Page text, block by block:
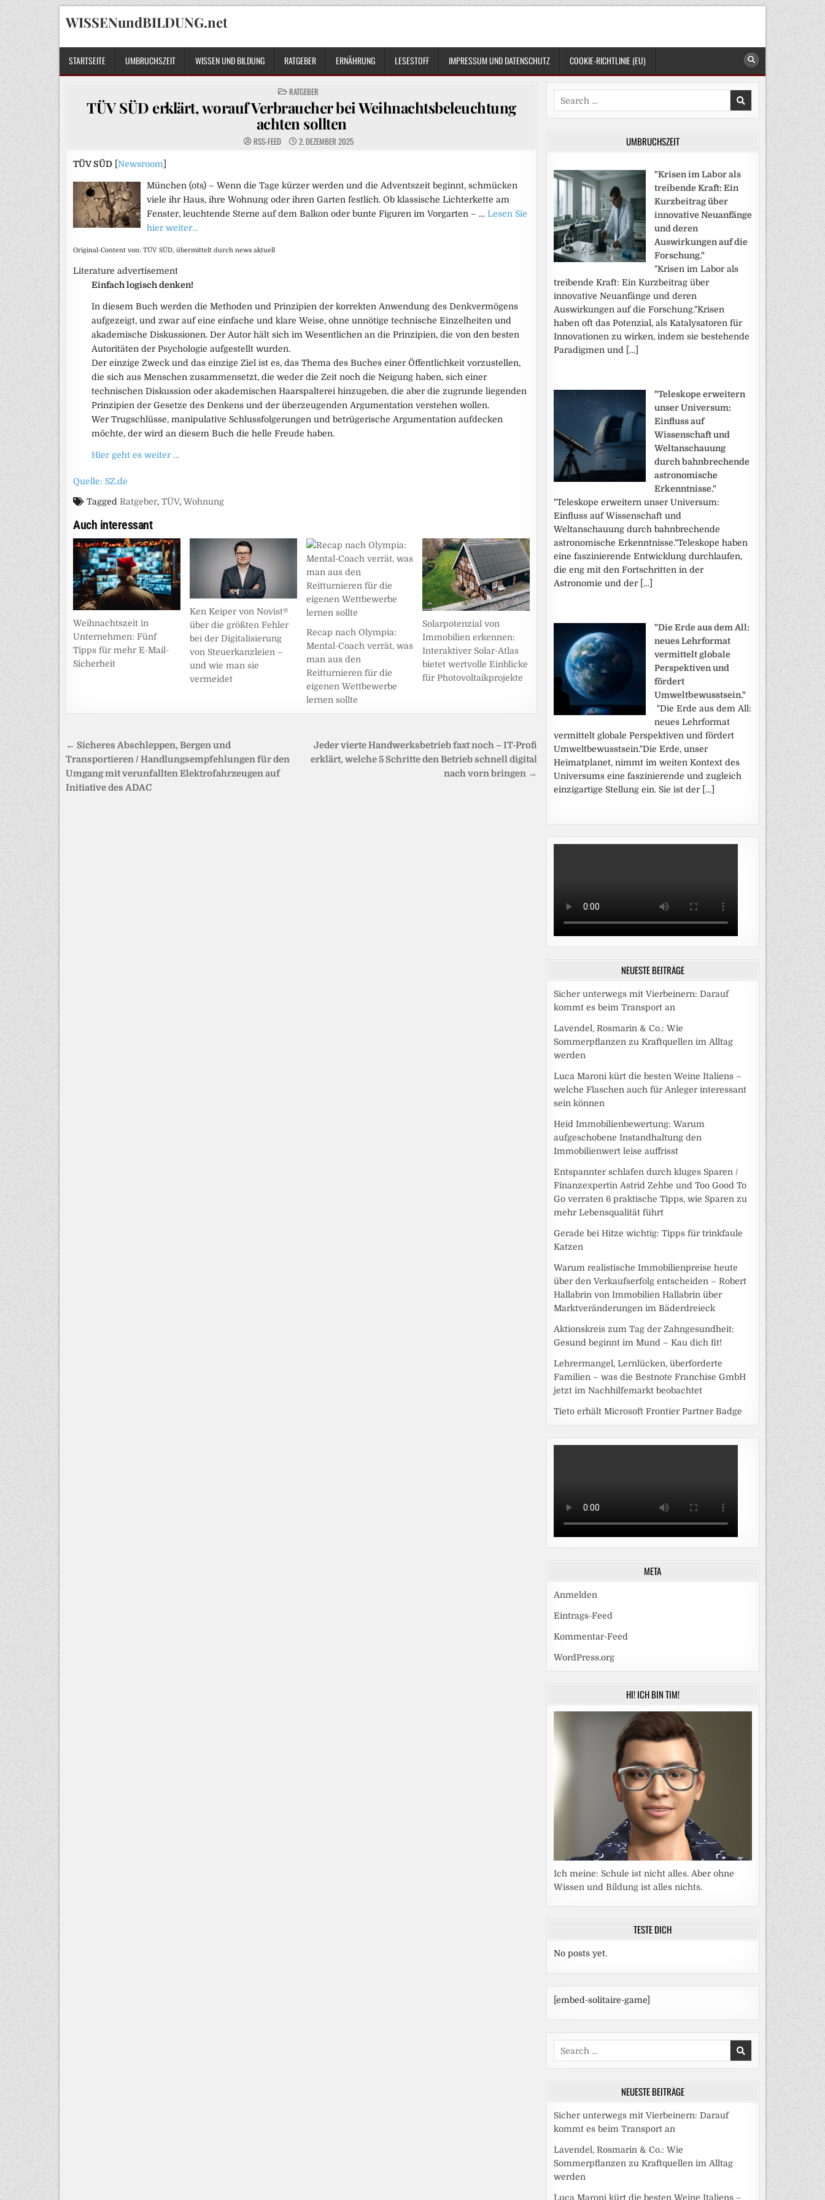
Skip
to
content
WISSENundBILDUNG.net
STARTSEITE UMBRUCHSZEIT WISSEN UND BILDUNG RATGEBER ERNÄHRUNG LESESTOFF IMPRESSUM UND DATENSCHUTZ COOKIE-RICHTLINIE (EU)
POSTED
IN
RATGEBER
TÜV SÜD erklärt, worauf Verbraucher bei Weihnachtsbeleuchtung
achten sollten
RSS-FEED 2. DEZEMBER 2025
TÜV SÜD Newsroom
München (ots) – Wenn die Tage kürzer werden und die Adventszeit beginnt, schmücken
viele ihr Haus, ihre Wohnung oder ihren Garten festlich. Ob klassische Lichterkette am
Fenster, leuchtende Sterne auf dem Balkon oder bunte Figuren im Vorgarten – … Lesen Sie
hier weiter…
Original-Content von: TÜV SÜD, übermittelt durch news aktuell
Literature advertisement
Einfach logisch denken!
In diesem Buch werden die Methoden und Prinzipien der korrekten Anwendung des Denkvermögens
aufgezeigt, und zwar auf eine einfache und klare Weise, ohne unnötige technische Einzelheiten und
akademische Diskussionen. Der Autor hält sich im Wesentlichen an die Prinzipien, die von den besten
Autoritäten der Psychologie aufgestellt wurden.
Der einzige Zweck und das einzige Ziel ist es, das Thema des Buches einer Öffentlichkeit vorzustellen,
die sich aus Menschen zusammensetzt, die weder die Zeit noch die Neigung haben, sich einer
technischen Diskussion oder akademischen Haarspalterei hinzugeben, die aber die zugrunde liegenden
Prinzipien der Gesetze des Denkens und der überzeugenden Argumentation verstehen wollen.
Wer Trugschlüsse, manipulative Schlussfolgerungen und betrügerische Argumentation aufdecken
möchte, der wird an diesem Buch die helle Freude haben.
Hier geht es weiter …
Quelle: SZ.de
Tagged Ratgeber, TÜV, Wohnung
Auch interessant
Weihnachtszeit in
Unternehmen: Fünf
Tipps für mehr E-Mail-
Sicherheit
Ken Keiper von Novist®
über die größten Fehler
bei der Digitalisierung
von Steuerkanzleien –
und wie man sie
vermeidet
Recap nach Olympia:
Mental-Coach verrät, was
man aus den
Reitturnieren für die
eigenen Wettbewerbe
lernen sollte
Solarpotenzial von
Immobilien erkennen:
Interaktiver Solar-Atlas
bietet wertvolle Einblicke
für Photovoltaikprojekte
Beitragsnavigation
Jeder vierte Handwerksbetrieb faxt noch – IT-Profi
erklärt, welche 5 Schritte den Betrieb schnell digital
nach vorn bringen →
← Sicheres Abschleppen, Bergen und
Transportieren / Handlungsempfehlungen für den
Umgang mit verunfallten Elektrofahrzeugen auf
Initiative des ADAC
Search
for:
UMBRUCHSZEIT
"Krisen im Labor als
treibende Kraft: Ein
Kurzbeitrag über
innovative Neuanfänge
und deren
Auswirkungen auf die
Forschung."
"Krisen im Labor als
treibende Kraft: Ein Kurzbeitrag über
innovative Neuanfänge und deren
Auswirkungen auf die Forschung."Krisen
haben oft das Potenzial, als Katalysatoren für
Innovationen zu wirken, indem sie bestehende
Paradigmen und […]
"Teleskope erweitern
unser Universum:
Einfluss auf
Wissenschaft und
Weltanschauung
durch bahnbrechende
astronomische
Erkenntnisse."
"Teleskope erweitern unser Universum:
Einfluss auf Wissenschaft und
Weltanschauung durch bahnbrechende
astronomische Erkenntnisse."Teleskope haben
eine faszinierende Entwicklung durchlaufen,
die eng mit den Fortschritten in der
Astronomie und der […]
"Die Erde aus dem All:
neues Lehrformat
vermittelt globale
Perspektiven und
fördert
Umweltbewusstsein."
"Die Erde aus dem All:
neues Lehrformat
vermittelt globale Perspektiven und fördert
Umweltbewusstsein."Die Erde, unser
Heimatplanet, nimmt im weiten Kontext des
Universums eine faszinierende und zugleich
einzigartige Stellung ein. Sie ist der […]
NEUESTE BEITRÄGE
Sicher unterwegs mit Vierbeinern: Darauf
kommt es beim Transport an
Lavendel, Rosmarin & Co.: Wie
Sommerpflanzen zu Kraftquellen im Alltag
werden
Luca Maroni kürt die besten Weine Italiens –
welche Flaschen auch für Anleger interessant
sein können
Heid Immobilienbewertung: Warum
aufgeschobene Instandhaltung den
Immobilienwert leise auffrisst
Entspannter schlafen durch kluges Sparen /
Finanzexpertin Astrid Zehbe und Too Good To
Go verraten 6 praktische Tipps, wie Sparen zu
mehr Lebensqualität führt
Gerade bei Hitze wichtig: Tipps für trinkfaule
Katzen
Warum realistische Immobilienpreise heute
über den Verkaufserfolg entscheiden – Robert
Hallabrin von Immobilien Hallabrin über
Marktveränderungen im Bäderdreieck
Aktionskreis zum Tag der Zahngesundheit:
Gesund beginnt im Mund – Kau dich fit!
Lehrermangel, Lernlücken, überforderte
Familien – was die Bestnote Franchise GmbH
jetzt im Nachhilfemarkt beobachtet
Tieto erhält Microsoft Frontier Partner Badge
META
Anmelden
Eintrags-Feed
Kommentar-Feed
WordPress.org
HI! ICH BIN TIM!
Ich meine: Schule ist nicht alles. Aber ohne
Wissen und Bildung ist alles nichts.
TESTE DICH
No posts yet.
[embed-solitaire-game]
Search
for:
NEUESTE BEITRÄGE
Sicher unterwegs mit Vierbeinern: Darauf
kommt es beim Transport an
Lavendel, Rosmarin & Co.: Wie
Sommerpflanzen zu Kraftquellen im Alltag
werden
Luca Maroni kürt die besten Weine Italiens –